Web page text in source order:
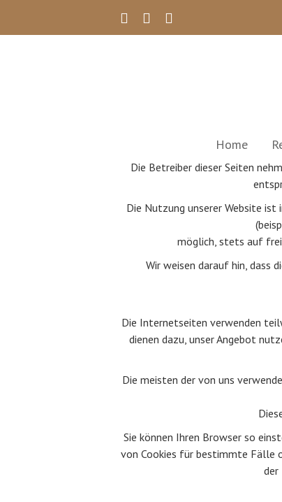
Home
Die Betreiber dieser Seiten
Die Nutzung unserer Website ist
möglich, stets auf
Wir weisen darauf hin, dass
Die Internetseiten verwenden
dienen dazu, unser Angebot
Die meisten der von uns
Sie können Ihren Browser so
von Cookies für bestimmte Fälle
der